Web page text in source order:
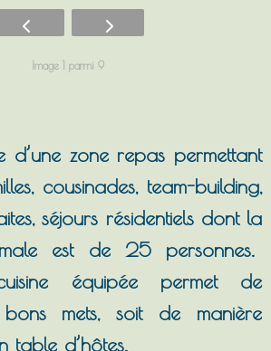
Image 1 parmi 9
d’une zone repas permettant
cousinades, team-building,
séjours résidentiels dont la
est de 25 personnes.
équipée permet de
mets, soit de manière
table d’hôtes.